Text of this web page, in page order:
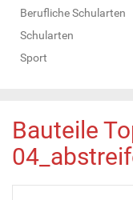
Berufliche Schularten
Schularten
Sport
Bauteile